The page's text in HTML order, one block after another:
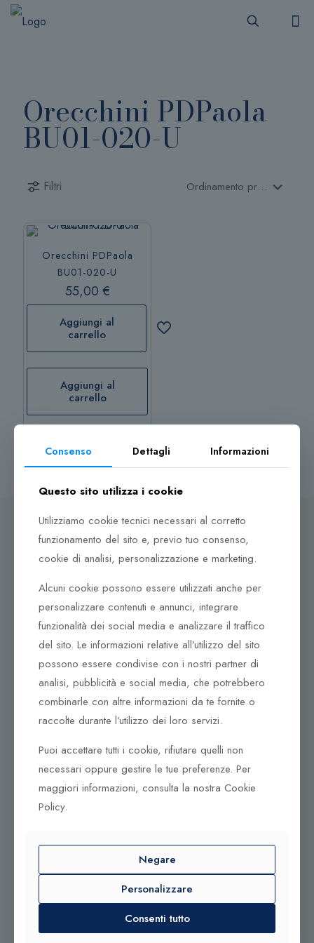
Orecchini PDPaola
BU01-020-U
Filtri
Orecchini PDPaola
BU01-020-U
55,00 €
Aggiungi al
carrello
Aggiungi al
carrello
Dove ci puoi trovare
Corso Italia, 161
Tel. +39 0932 683156
97100 Ragusa RG
Corso Vittorio Emanuele 79/A
Tel. +39 0933 942394
95042 Grammichele CT
© 2025 Gioielleria Bandiera
P.IVA:01235880885 | Sito realizzato da
Contattaci qui
Tel. +39 0932 683156
info@bandiera1956.it
Consenso Dettagli Informazioni
Questo sito utilizza i cookie
Utilizziamo cookie tecnici necessari al corretto
funzionamento del sito e, previo tuo consenso,
cookie di analisi, personalizzazione e marketing.
Alcuni cookie possono essere utilizzati anche per
personalizzare contenuti e annunci, integrare
funzionalità dei social media e analizzare il traffico
del sito. Le informazioni relative all’utilizzo del sito
possono essere condivise con i nostri partner di
analisi, pubblicità e social media, che potrebbero
combinarle con altre informazioni da te fornite o
raccolte durante l’utilizzo dei loro servizi.
Puoi accettare tutti i cookie, rifiutare quelli non
necessari oppure gestire le tue preferenze. Per
maggiori informazioni, consulta la nostra Cookie
Policy.
Negare
Personalizzare
Consenti tutto